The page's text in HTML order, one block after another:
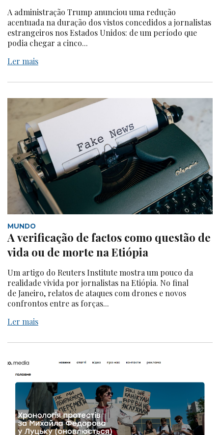
A administração Trump anunciou uma redução
acentuada na duração dos vistos concedidos a jornalistas
estrangeiros nos Estados Unidos: de um período que
podia chegar a cinco...
Ler mais
MUNDO
A verificação de factos como questão de
vida ou de morte na Etiópia
Um artigo do Reuters Institute mostra um pouco da
realidade vivida por jornalistas na Etiópia. No final
de Janeiro, relatos de ataques com drones e novos
confrontos entre as forças...
Ler mais